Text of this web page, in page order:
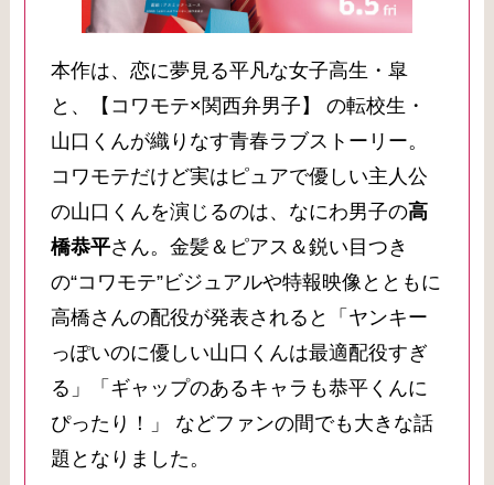
本作は、恋に夢見る平凡な女子高生・皐
と、【コワモテ×関西弁男子】 の転校生・
山口くんが織りなす青春ラブストーリー。
コワモテだけど実はピュアで優しい主人公
の山口くんを演じるのは、なにわ男子の高
橋恭平さん。金髪＆ピアス＆鋭い目つき
の“コワモテ”ビジュアルや特報映像とともに
高橋さんの配役が発表されると「ヤンキー
っぽいのに優しい山口くんは最適配役すぎ
る」「ギャップのあるキャラも恭平くんに
ぴったり！」 などファンの間でも大きな話
題となりました。